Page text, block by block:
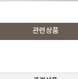
관련상품